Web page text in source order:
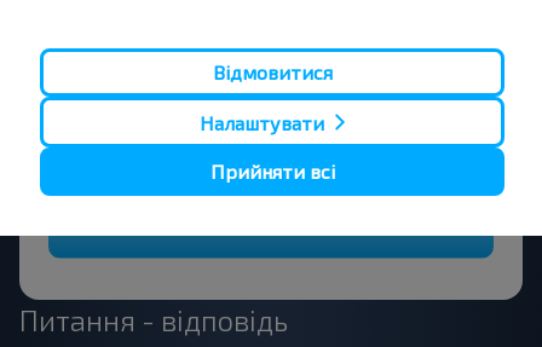
пропозиції, INFOBUS. Підпишись на розсилку та
подорожуй з нами дешевше!
Питання - відповідь
Відмовитися
Налаштувати
Прийняти всі